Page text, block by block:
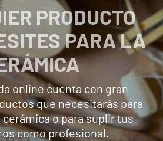
PRODUCTO
PARA LA
online cuenta con gran
que necesitarás para
o para suplir tus
como profesional.